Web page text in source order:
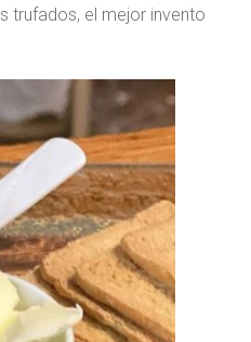
trufados, el mejor invento